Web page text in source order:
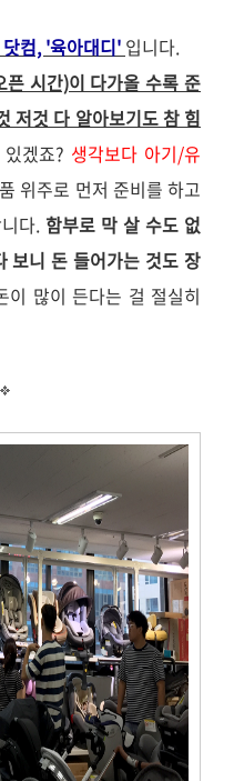
컴, '육아대디' 입니다.
시간)이 다가올 수록 준
저것 다 알아보기도 참 힘
겠죠? 생각보다 아기/유
위주로 먼저 준비를 하고
다. 함부로 막 살 수도 없
보니 돈 들어가는 것도 장
이 많이 든다는 걸 절실히